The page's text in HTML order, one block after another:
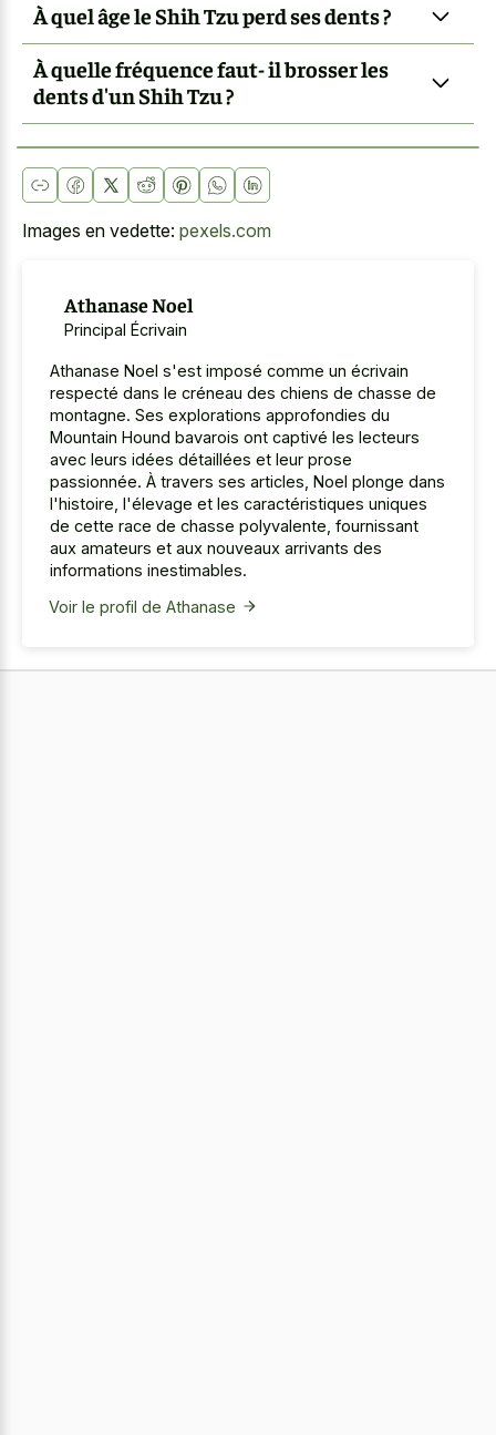
À quel âge le Shih Tzu perd ses dents ?
À quelle fréquence faut- il brosser les
dents d'un Shih Tzu ?
Images en vedette: pexels.com
Athanase Noel
Principal Écrivain
Athanase Noel s'est imposé comme un écrivain
respecté dans le créneau des chiens de chasse de
montagne. Ses explorations approfondies du
Mountain Hound bavarois ont captivé les lecteurs
avec leurs idées détaillées et leur prose
passionnée. À travers ses articles, Noel plonge dans
l'histoire, l'élevage et les caractéristiques uniques
de cette race de chasse polyvalente, fournissant
aux amateurs et aux nouveaux arrivants des
informations inestimables.
Voir le profil de Athanase